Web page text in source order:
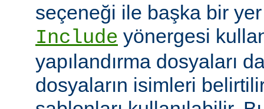
seçeneği ile başka bir
Include yönergesi
yapılandırma dosyaları
dosyaların isimleri